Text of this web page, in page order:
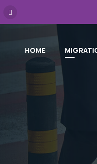
HOME